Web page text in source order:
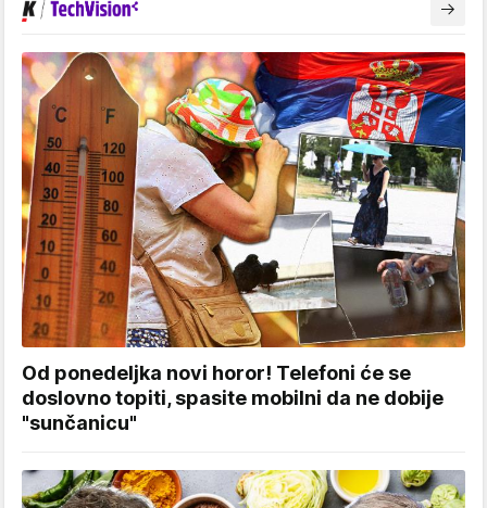
Od ponedeljka novi horor! Telefoni će se
doslovno topiti, spasite mobilni da ne dobije
"sunčanicu"